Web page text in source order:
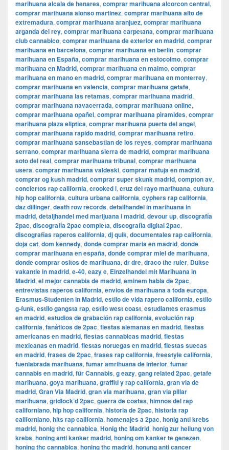
marihuana alcala de henares, comprar marihuana alcorcon central,
comprar marihuana alonso martinez, comprar marihuana alto de
extremadura, comprar marihuana aranjuez, comprar marihuana
arganda del rey, comprar marihuana carpetana, comprar marihuana
club cannabico, comprar marihuana de exterior en madrid, comprar
marihuana en barcelona, comprar marihuana en berlin, comprar
marihuana en España, comprar marihuana en estocolmo, comprar
marihuana en Madrid, comprar marihuana en malmo, comprar
marihuana en mano en madrid, comprar marihuana en monterrey,
comprar marihuana en valencia, comprar marihuana getafe,
comprar marihuana las retamas, comprar marihuana madrid,
comprar marihuana navacerrada, comprar marihuana online,
comprar marihuana opañel, comprar marihuana pìramides, comprar
marihuana plaza eliptica, comprar marihuana puerta del angel,
comprar marihuana rapido madrid, comprar marihuana retiro,
comprar marihuana sansebastian de los reyes, comprar marihuana
serrano, comprar marihuana sierra de madrid, comprar marihuana
soto del real, comprar marihuana tribunal, comprar marihuana
usera, comprar marihuana valdeski, comprar matuja en madrid,
comprar og kush madrid, comprar super skunk madrid, compton av,
conciertos rap california, crooked i, cruz del rayo marihuana, cultura
hip hop california, cultura urbana california, cyphers rap california,
daz dillinger, death row records, detailhandel in marihuana in
madrid, detaljhandel med marijuana i madrid, devour up, discografía
2pac, discografía 2pac completa, discografía digital 2pac,
discografías raperos california, dj quik, documentales rap california,
doja cat, dom kennedy, donde comprar maria en madrid, donde
comprar marihuana en españa, donde comprar miel de marihuana,
donde comprar ositos de marihuana, dr dre, draco the ruler, Duitse
vakantie in madrid, e-40, eazy e, Einzelhandel mit Marihuana in
Madrid, el mejor cannabis de madrid, eminem habla de 2pac,
entrevistas raperos california, envios de marihuana a toda europa,
Erasmus-Studenten in Madrid, estilo de vida rapero california, estilo
g-funk, estilo gangsta rap, estilo west coast, estudiantes erasmus
en madrid, estudios de grabación rap california, evolución rap
california, fanáticos de 2pac, fiestas alemanas en madrid, fiestas
americanas en madrid, fiestas cannabicas madrid, fiestas
mexicanas en madrid, fiestas noruegas en madrid, fiestas suecas
en madrid, frases de 2pac, frases rap california, freestyle california,
fuenlabrada marihuana, fumar amrihuana de interior, fumar
cannabis en madrid, für Cannabis, g eazy, gang related 2pac, getafe
marihuana, goya marihuana, graffiti y rap california, gran via de
madrid, ​​Gran Via Madrid, gran via marihuana, gran via pillar
marihuana, gridlock’d 2pac, guerra de costas, himnos del rap
californiano, hip hop california, historia de 2pac, historia rap
californiano, hits rap california, homenajes a 2pac, honig anti krebs
madrid, honig thc cannabica, Honig thc Madrid, honig zur heilung von
krebs, honing anti kanker madrid, honing om kanker te genezen,
honing thc cannabica, honing thc madrid, honung anti cancer